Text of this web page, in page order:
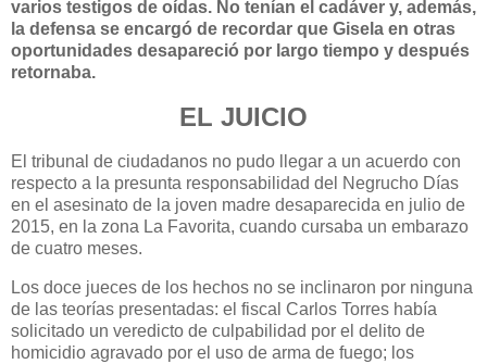
varios testigos de oídas. No tenían el cadáver y, además,
la defensa se encargó de recordar que Gisela en otras
oportunidades desapareció por largo tiempo y después
retornaba.
EL JUICIO
El tribunal de ciudadanos no pudo llegar a un acuerdo con
respecto a la presunta responsabilidad del Negrucho Días
en el asesinato de la joven madre desaparecida en julio de
2015, en la zona La Favorita, cuando cursaba un embarazo
de cuatro meses.
Los doce jueces de los hechos no se inclinaron por ninguna
de las teorías presentadas: el fiscal Carlos Torres había
solicitado un veredicto de culpabilidad por el delito de
homicidio agravado por el uso de arma de fuego; los